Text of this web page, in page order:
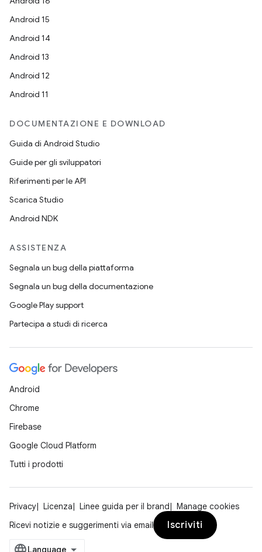
Android 15
Android 14
Android 13
Android 12
Android 11
DOCUMENTAZIONE E DOWNLOAD
Guida di Android Studio
Guide per gli sviluppatori
Riferimenti per le API
Scarica Studio
Android NDK
ASSISTENZA
Segnala un bug della piattaforma
Segnala un bug della documentazione
Google Play support
Partecipa a studi di ricerca
Android
Chrome
Firebase
Google Cloud Platform
Tutti i prodotti
Privacy Licenza Linee guida per il brand
Manage cookies
Ricevi notizie e suggerimenti via email
Iscriviti